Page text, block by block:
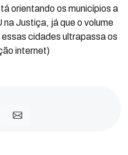
orientando os municípios a
Justiça, já que o volume
cidades ultrapassa os
internet)